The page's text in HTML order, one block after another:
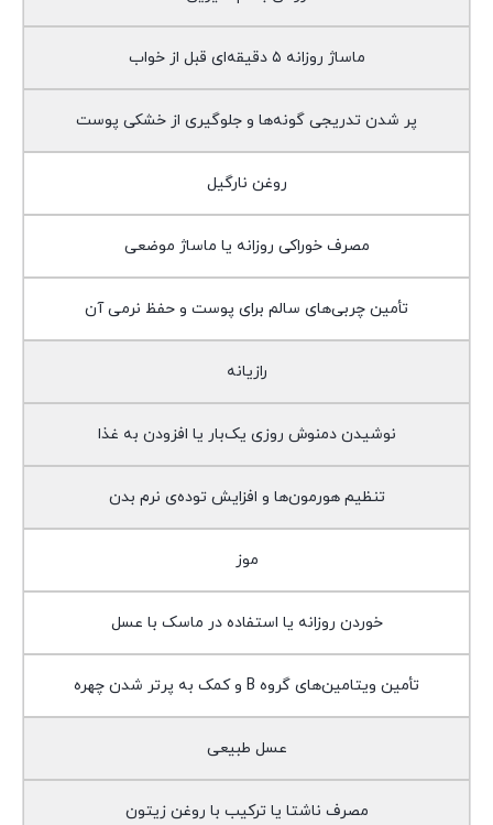
ماساژ روزانه ۵ دقیقه‌ای قبل از خواب
پر شدن تدریجی گونه‌ها و جلوگیری از خشکی پوست
روغن نارگیل
مصرف خوراکی روزانه یا ماساژ موضعی
تأمین چربی‌های سالم برای پوست و حفظ نرمی آن
رازیانه
نوشیدن دمنوش روزی یک‌بار یا افزودن به غذا
تنظیم هورمون‌ها و افزایش توده‌ی نرم بدن
موز
خوردن روزانه یا استفاده در ماسک با عسل
تأمین ویتامین‌های گروه B و کمک به پرتر شدن چهره
عسل طبیعی
مصرف ناشتا یا ترکیب با روغن زیتون